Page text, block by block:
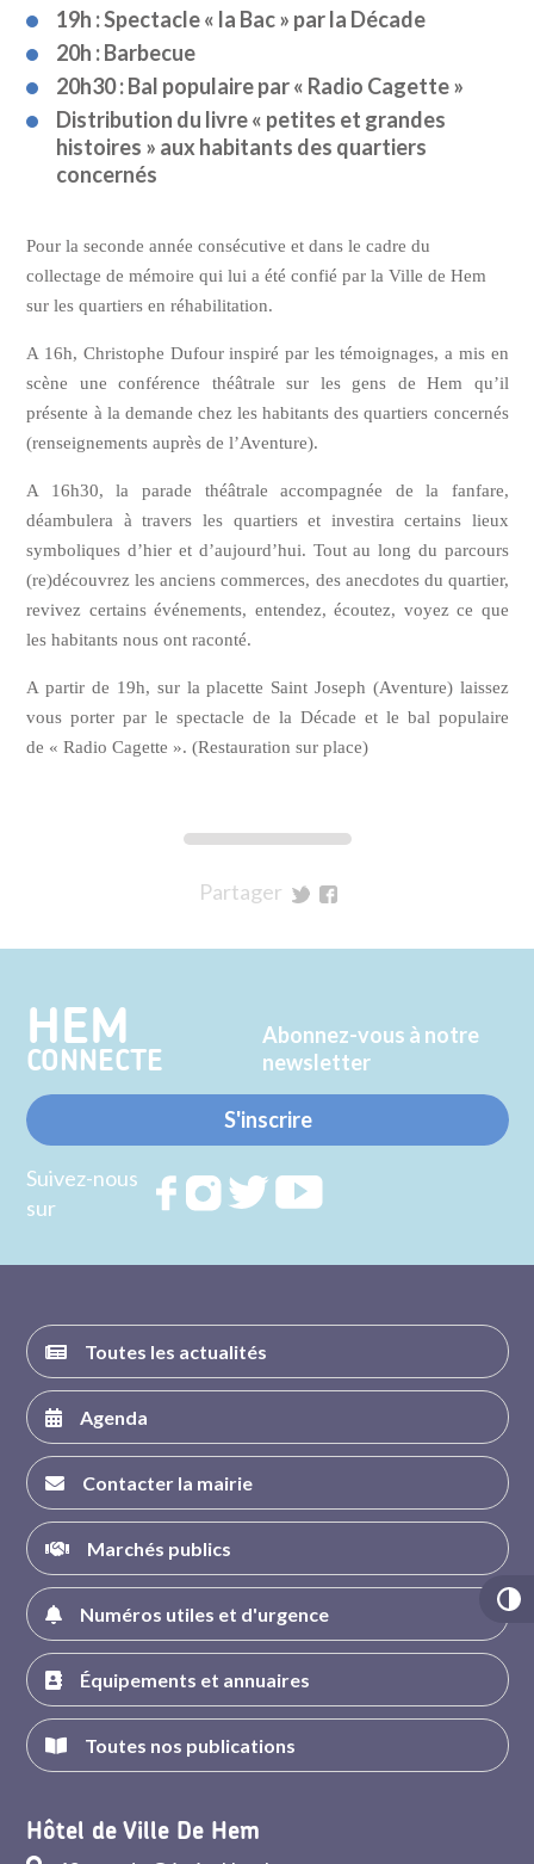
19h : Spectacle « la Bac » par la Décade
20h : Barbecue
20h30 : Bal populaire par « Radio Cagette »
Distribution du livre « petites et grandes
histoires » aux habitants des quartiers
concernés
Pour la seconde année consécutive et dans le cadre du
collectage de mémoire qui lui a été confié par la Ville de Hem
sur les quartiers en réhabilitation.
A 16h, Christophe Dufour inspiré par les témoignages, a mis en
scène une conférence théâtrale sur les gens de Hem qu’il
présente à la demande chez les habitants des quartiers concernés
(renseignements auprès de l’Aventure).
A 16h30, la parade théâtrale accompagnée de la fanfare,
déambulera à travers les quartiers et investira certains lieux
symboliques d’hier et d’aujourd’hui. Tout au long du parcours
(re)découvrez les anciens commerces, des anecdotes du quartier,
revivez certains événements, entendez, écoutez, voyez ce que
les habitants nous ont raconté.
A partir de 19h, sur la placette Saint Joseph (Aventure) laissez
vous porter par le spectacle de la Décade et le bal populaire
de « Radio Cagette ». (Restauration sur place)
Partager
Twitter
Facebook
HEM
CONNECTE
Abonnez-vous à notre
newsletter
S'inscrire
Suivez-nous
sur
RejoignezRejoignezRejoignez
Toutes les actualités
Agenda
Contacter la mairie
Marchés publics
Numéros utiles et d'urgence
Équipements et annuaires
Toutes nos publications
Hôtel de Ville De Hem